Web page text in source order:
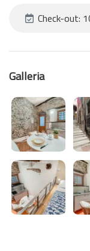
Check-out:
Galleria